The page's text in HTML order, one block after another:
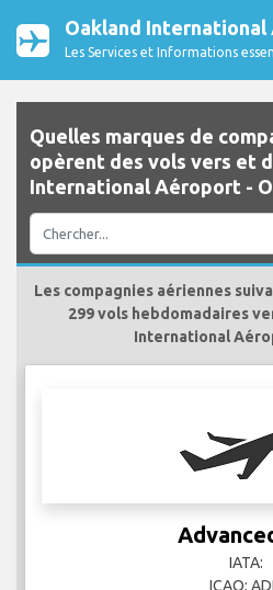
Oakland
Les Services et Informations
Quelles marques de
opèrent des vols vers et
International Aéroport -
Les compagnies aériennes
299 vols hebdomadaires
International
IATA:
ICAO: